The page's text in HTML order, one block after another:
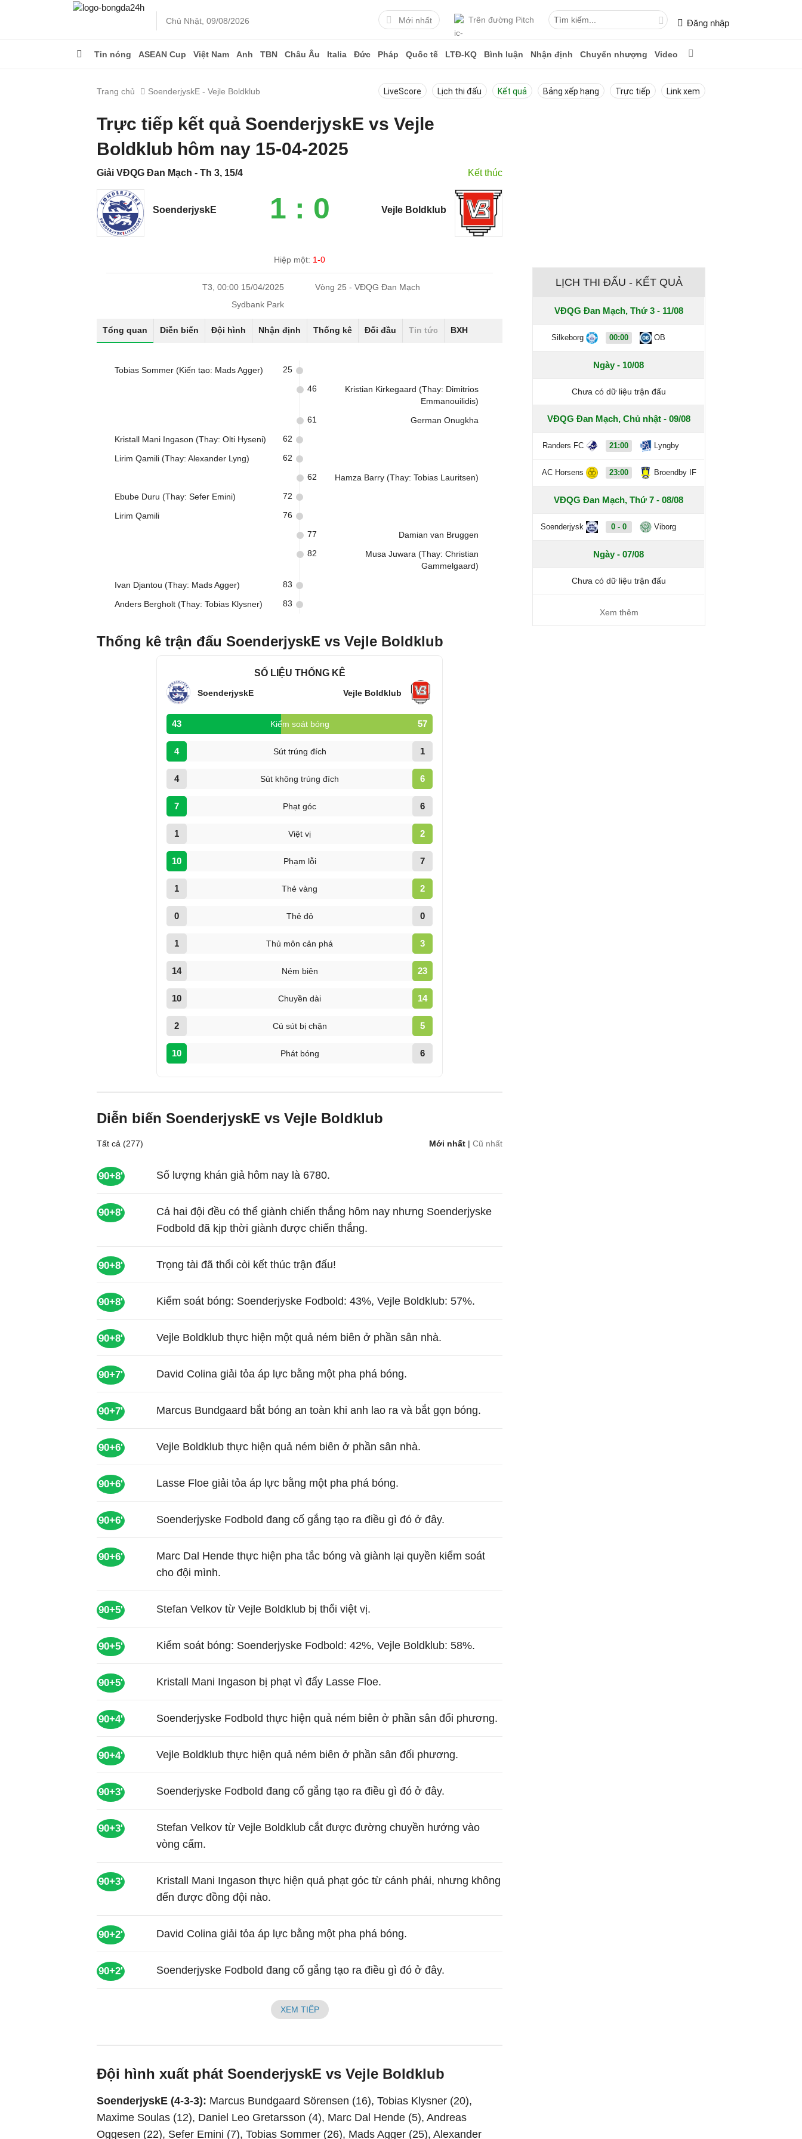
Chủ Nhật, 09/08/2026 Mới nhất Trên đường Pitch Đăng nhập
Tin nóng ASEAN Cup Việt Nam Anh TBN Châu Âu Italia Đức Pháp Quốc tế LTĐ-KQ Bình luận Nhận định Chuyển nhượng Video
Trang chủ SoenderjyskE - Vejle Boldklub LiveScore Lịch thi đấu Kết quả Bảng xếp hạng Trực tiếp Link xem
Trực tiếp kết quả SoenderjyskE vs Vejle
Boldklub hôm nay 15-04-2025
Giải VĐQG Đan Mạch - Th 3, 15/4 Kết thúc
SoenderjyskE 1 : 0 Vejle Boldklub
Hiệp một: 1-0
T3, 00:00 15/04/2025
Vòng 25 - VĐQG Đan Mạch
Sydbank Park
Tổng quan Diễn biến Đội hình Nhận định Thống kê Đối đầu Tin tức BXH
Tobias Sommer (Kiến tạo: Mads Agger) 25
Kristian Kirkegaard (Thay: Dimitrios
Emmanouilidis)
46
German Onugkha
61
Kristall Mani Ingason (Thay: Olti Hyseni) 62
Lirim Qamili (Thay: Alexander Lyng) 62
Hamza Barry (Thay: Tobias Lauritsen)
62
Ebube Duru (Thay: Sefer Emini) 72
Lirim Qamili 76
Damian van Bruggen
77
Musa Juwara (Thay: Christian
Gammelgaard)
82
Ivan Djantou (Thay: Mads Agger) 83
Anders Bergholt (Thay: Tobias Klysner) 83
Thống kê trận đấu SoenderjyskE vs Vejle Boldklub
SỐ LIỆU THỐNG KÊ
SoenderjyskE Vejle Boldklub
43 Kiểm soát bóng 57
4 Sút trúng đích 1
4 Sút không trúng đích 6
7 Phạt góc 6
1 Việt vị 2
10 Phạm lỗi 7
1 Thẻ vàng 2
0 Thẻ đỏ 0
1 Thủ môn cản phá 3
14 Ném biên 23
10 Chuyền dài 14
2 Cú sút bị chặn 5
10 Phát bóng 6
Diễn biến SoenderjyskE vs Vejle Boldklub
Tất cả (277) Mới nhất |Cũ nhất
90+8' Số lượng khán giả hôm nay là 6780.
90+8'
Cả hai đội đều có thể giành chiến thắng hôm nay nhưng Soenderjyske
Fodbold đã kịp thời giành được chiến thắng.
90+8' Trọng tài đã thổi còi kết thúc trận đấu!
90+8' Kiểm soát bóng: Soenderjyske Fodbold: 43%, Vejle Boldklub: 57%.
90+8' Vejle Boldklub thực hiện một quả ném biên ở phần sân nhà.
90+7' David Colina giải tỏa áp lực bằng một pha phá bóng.
90+7' Marcus Bundgaard bắt bóng an toàn khi anh lao ra và bắt gọn bóng.
90+6' Vejle Boldklub thực hiện quả ném biên ở phần sân nhà.
90+6' Lasse Floe giải tỏa áp lực bằng một pha phá bóng.
90+6' Soenderjyske Fodbold đang cố gắng tạo ra điều gì đó ở đây.
90+6'
Marc Dal Hende thực hiện pha tắc bóng và giành lại quyền kiểm soát
cho đội mình.
90+5' Stefan Velkov từ Vejle Boldklub bị thổi việt vị.
90+5' Kiểm soát bóng: Soenderjyske Fodbold: 42%, Vejle Boldklub: 58%.
90+5' Kristall Mani Ingason bị phạt vì đẩy Lasse Floe.
90+4' Soenderjyske Fodbold thực hiện quả ném biên ở phần sân đối phương.
90+4' Vejle Boldklub thực hiện quả ném biên ở phần sân đối phương.
90+3' Soenderjyske Fodbold đang cố gắng tạo ra điều gì đó ở đây.
90+3'
Stefan Velkov từ Vejle Boldklub cắt được đường chuyền hướng vào
vòng cấm.
90+3'
Kristall Mani Ingason thực hiện quả phạt góc từ cánh phải, nhưng không
đến được đồng đội nào.
90+2' David Colina giải tỏa áp lực bằng một pha phá bóng.
90+2' Soenderjyske Fodbold đang cố gắng tạo ra điều gì đó ở đây.
XEM TIẾP
Đội hình xuất phát SoenderjyskE vs Vejle Boldklub
SoenderjyskE (4-3-3): Marcus Bundgaard Sörensen (16), Tobias Klysner (20),
Maxime Soulas (12), Daniel Leo Gretarsson (4), Marc Dal Hende (5), Andreas
Oggesen (22), Sefer Emini (7), Tobias Sommer (26), Mads Agger (25), Alexander
LỊCH THI ĐẤU - KẾT QUẢ
VĐQG Đan Mạch, Thứ 3 - 11/08
Silkeborg 00:00 OB
Ngày - 10/08
Chưa có dữ liệu trận đấu
VĐQG Đan Mạch, Chủ nhật - 09/08
Randers FC 21:00 Lyngby
AC Horsens 23:00 Broendby IF
VĐQG Đan Mạch, Thứ 7 - 08/08
Soenderjysk 0 - 0 Viborg
Ngày - 07/08
Chưa có dữ liệu trận đấu
Xem thêm